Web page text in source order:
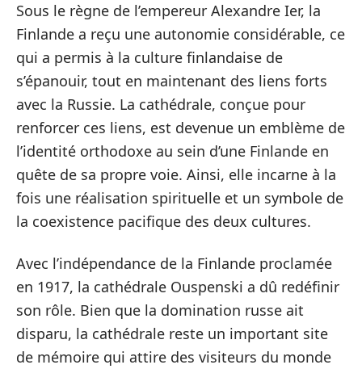
Sous le règne de l’empereur Alexandre Ier, la
Finlande a reçu une autonomie considérable, ce
qui a permis à la culture finlandaise de
s’épanouir, tout en maintenant des liens forts
avec la Russie. La cathédrale, conçue pour
renforcer ces liens, est devenue un emblème de
l’identité orthodoxe au sein d’une Finlande en
quête de sa propre voie. Ainsi, elle incarne à la
fois une réalisation spirituelle et un symbole de
la coexistence pacifique des deux cultures.
Avec l’indépendance de la Finlande proclamée
en 1917, la cathédrale Ouspenski a dû redéfinir
son rôle. Bien que la domination russe ait
disparu, la cathédrale reste un important site
de mémoire qui attire des visiteurs du monde